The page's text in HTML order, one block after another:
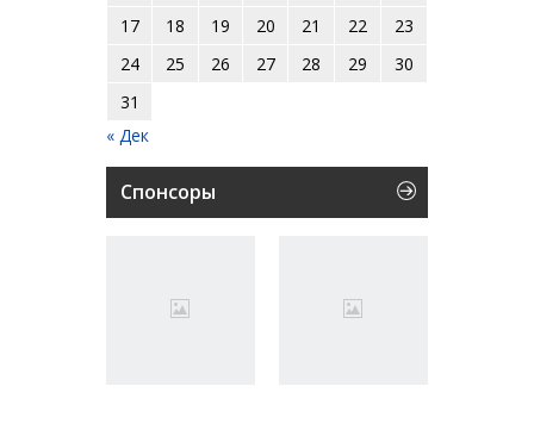
17
18 19 20 21 22
23
24
25 26 27 28 29
30
31
« Дек
Спонсоры